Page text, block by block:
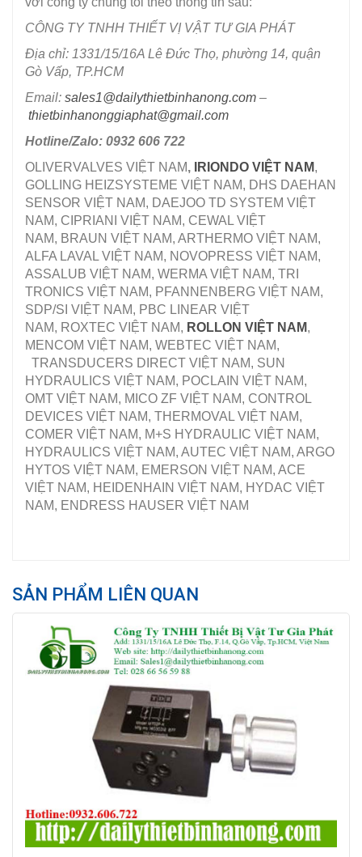
CÔNG TY TNHH THIẾT VỊ VẬT TƯ GIA PHÁT
Địa chỉ: 1331/15/16A Lê Đức Thọ, phường 14, quận
Gò Vấp, TP.HCM
Email: sales1@dailythietbinhanong.com –
thietbinhanonggiaphat@gmail.com
Hotline/Zalo: 0932 606 722
OLIVERVALVES VIỆT NAM, IRIONDO VIỆT NAM,
GOLLING HEIZSYSTEME VIỆT NAM, DHS DAEHAN
SENSOR VIỆT NAM, DAEJOO TD SYSTEM VIỆT
NAM, CIPRIANI VIỆT NAM, CEWAL VIỆT
NAM, BRAUN VIỆT NAM, ARTHERMO VIỆT NAM,
ALFA LAVAL VIỆT NAM, NOVOPRESS VIỆT NAM,
ASSALUB VIỆT NAM, WERMA VIỆT NAM, TRI
TRONICS VIỆT NAM, PFANNENBERG VIỆT NAM,
SDP/SI VIỆT NAM, PBC LINEAR VIỆT
NAM, ROXTEC VIỆT NAM, ROLLON VIỆT NAM,
MENCOM VIỆT NAM, WEBTEC VIỆT NAM,
TRANSDUCERS DIRECT VIỆT NAM, SUN
HYDRAULICS VIỆT NAM, POCLAIN VIỆT NAM,
OMT VIỆT NAM, MICO ZF VIỆT NAM, CONTROL
DEVICES VIỆT NAM, THERMOVAL VIỆT NAM,
COMER VIỆT NAM, M+S HYDRAULIC VIỆT NAM,
HYDRAULICS VIỆT NAM, AUTEC VIỆT NAM, ARGO
HYTOS VIỆT NAM, EMERSON VIỆT NAM, ACE
VIỆT NAM, HEIDENHAIN VIỆT NAM, HYDAC VIỆT
NAM, ENDRESS HAUSER VIỆT NAM
SẢN PHẨM LIÊN QUAN